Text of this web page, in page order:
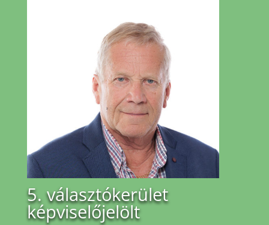
5. választókerület
képviselőjelölt